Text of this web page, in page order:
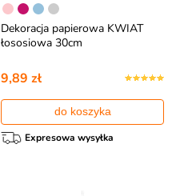
Dekoracja papierowa KWIAT
łososiowa 30cm
9,89 zł
do koszyka
Expresowa wysyłka